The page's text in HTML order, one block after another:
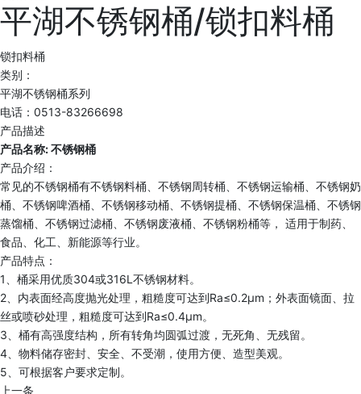
平湖不锈钢桶/锁扣料桶
锁扣料桶
类别：
平湖不锈钢桶系列
电话：0513-83266698
产品描述
产品名称: 不锈钢桶
产品介绍：
常见的不锈钢桶有不锈钢料桶、不锈钢周转桶、不锈钢运输桶、不锈钢奶
桶、不锈钢啤酒桶、不锈钢移动桶、不锈钢提桶、不锈钢保温桶、不锈钢
蒸馏桶、不锈钢过滤桶、不锈钢废液桶、不锈钢粉桶等， 适用于制药、
食品、化工、新能源等行业。
产品特点：
1、桶采用优质304或316L不锈钢材料。
2、内表面经高度抛光处理，粗糙度可达到Ra≤0.2μm；外表面镜面、拉
丝或喷砂处理，粗糙度可达到Ra≤0.4μm。
3、桶有高强度结构，所有转角均圆弧过渡，无死角、无残留。
4、物料储存密封、安全、不受潮，使用方便、造型美观。
5、可根据客户要求定制。
上一条